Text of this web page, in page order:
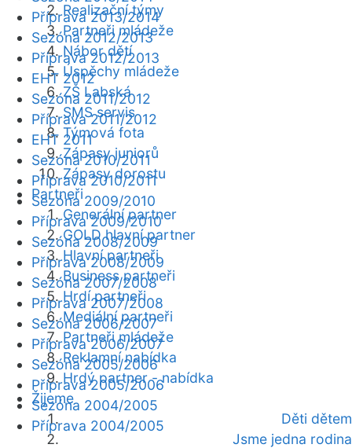
Realizační týmy
Partneři mládeže
Nábor dětí
Úspěchy mládeže
ZŠ Labská
SMS servis
Týmová fota
Zápasy juniorů
Zápasy dorostu
Partneři
Generální partner
GOLD hlavní partner
Hlavní partneři
Business partneři
Hrdí partneři
Mediální partneři
Partneři mládeže
Reklamní nabídka
Hrdý partner - nabídka
Žijeme
Děti dětem
Jsme jedna rodina
Příprava 2013/2014
Sezóna 2012/2013
Příprava 2012/2013
EHT 2012
Sezóna 2011/2012
Příprava 2011/2012
EHT 2011
Sezóna 2010/2011
Příprava 2010/2011
Sezóna 2009/2010
Příprava 2009/2010
Sezóna 2008/2009
Příprava 2008/2009
Sezóna 2007/2008
Příprava 2007/2008
Sezóna 2006/2007
Příprava 2006/2007
Sezóna 2005/2006
Příprava 2005/2006
Sezóna 2004/2005
Příprava 2004/2005